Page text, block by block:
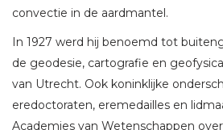
convectie in de aardmantel.
In 1927 werd hij benoemd tot
de geodesie, cartografie en
van Utrecht. Ook koninklijke
eredoctoraten, eremedailles en
Academies van Wetenschappen